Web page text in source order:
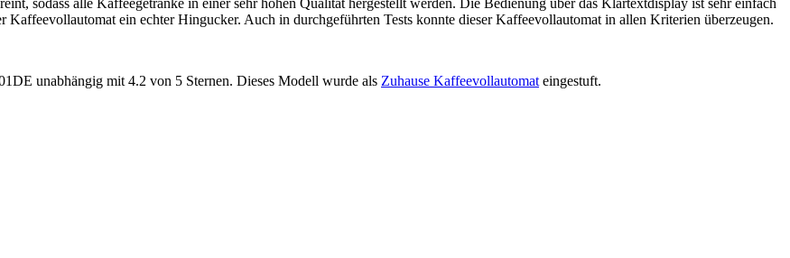
sodass alle Kaffeegetränke in einer sehr hohen Qualität hergestellt werden. Die Bedienung über das Klartextdisplay ist sehr einfach
Kaffeevollautomat ein echter Hingucker. Auch in durchgeführten Tests konnte dieser Kaffeevollautomat in allen Kriterien überzeugen.
unabhängig mit 4.2 von 5 Sternen. Dieses Modell wurde als Zuhause Kaffeevollautomat eingestuft.